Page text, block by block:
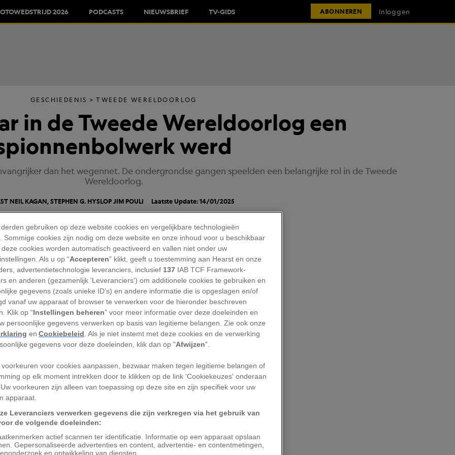
2026 PODCASTS NIEUWSBRIEF TV-GIDS ABONNEREN Inloggen
GESCHIEDENIS TWEEDE WERELDOORLOG
in de Tweede Wereldoorlog een
werd
dan het wegennet. De ondergrondse gangen speelden een belangrijke rol in de Tweede
Wereldoorlog.
NEIL KAGAN, STEPHEN G. HYSLOPJIM POULI Laatste Update: 14/01/2025
strategisch knooppunt. Het Britse
van Gibraltar, de smalle waterweg
is een ideale controlepost voor het
Zee. In de Tweede
een andere, geheime functie: het
voor spionage.
van Gibraltar
puntje van Spanje, op slechts 14
op een heldere dag is Marokko
de strategische ligging waren schepen
bevaren eenvoudig te controleren vanaf
gebruiken op deze website cookies en vergelijkbare technologieën
Sommige cookies zijn nodig om deze website en onze inhoud voor u beschikbaar
cookies worden automatisch geactiveerd en vallen niet onder uw
Als u op “Accepteren” klikt, geeft u toestemming aan Hearst en onze
advertentietechnologie leveranciers, inclusief 137 IAB TCF Framework-
en anderen (gezamenlijk 'Leveranciers') om additionele cookies te gebruiken en
gegevens (zoals unieke ID’s) en andere informatie die is opgeslagen en/of
vanaf uw apparaat of browser te verwerken voor de hieronder beschreven
Klik op “Instellingen beheren” voor meer informatie over deze doeleinden en
persoonlijke gegevens verwerken op basis van legitieme belangen. Zie ook onze
enCookiebeleid . Als je niet instemt met deze cookies en de verwerking
gegevens voor deze doeleinden, klik dan op "Afwijzen”.
voorkeuren voor cookies aanpassen, bezwaar maken tegen legitieme belangen of
op elk moment intrekken door te klikken op de link 'Cookiekeuzes' onderaan
voorkeuren zijn alleen van toepassing op deze site en zijn specifiek voor uw
apparaat.
Leveranciers verwerken gegevens die zijn verkregen via het gebruik van
de volgende doeleinden:
actief scannen ter identificatie. Informatie op een apparaat opslaan
Gepersonaliseerde advertenties en content, advertentie- en contentmetingen,
en ontwikkeling van diensten.